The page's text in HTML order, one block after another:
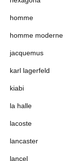
homme
homme moderne
jacquemus
karl lagerfeld
kiabi
la halle
lacoste
lancaster
lancel